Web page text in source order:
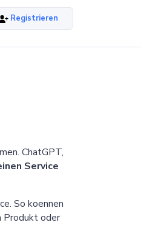
Registrieren
ChatGPT,
Service
So koennen
Produkt oder